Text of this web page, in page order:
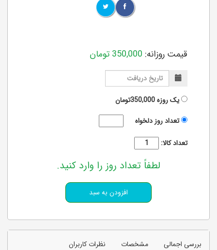
قیمت روزانه: 350,000 تومان
یک روزه350,000تومان
تعداد روز دلخواه
تعداد کالا:
لطفاً تعداد روز را وارد کنید.
بررسی اجمالی مشخصات نظرات کاربران